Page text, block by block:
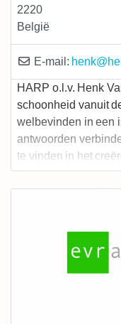
2220
België
E-mail: henk@
HARP o.l.v. Henk
schoonheid vanuit
welbevinden in een
antwoorden
te vinden in het
ecologische,
gebouwen met een